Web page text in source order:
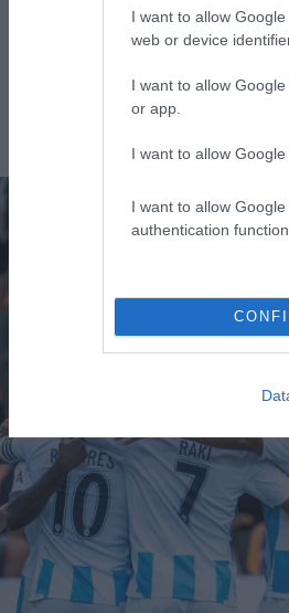
I want to allow
web or device
I want to allow
or app.
I want to allow
I want to allow
authentication